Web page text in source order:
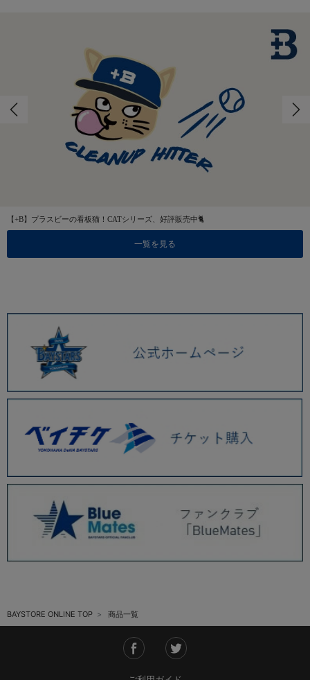
【+B】プラスビーの看板猫！CATシリーズ、好評販売中🐈
一覧を見る
BAYSTORE ONLINE TOP 商品一覧